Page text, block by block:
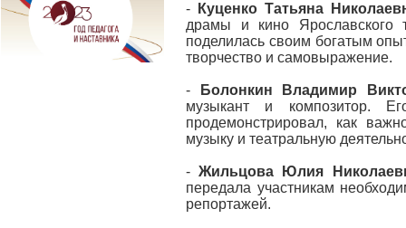
-
Куценко Татьяна
драмы и кино Ярославского
поделилась своим богатым
творчество и самовыражение.
-
Болонкин Владимир
музыкант и композитор.
продемонстрировал, как
музыку и театральную
-Жильцова Юлия
передала участникам
репортажей.